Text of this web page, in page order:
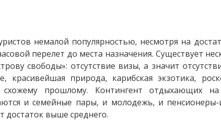
немалой популярностью, несмотря на
перелет до места назначения. Существует
свободы»: отсутствие визы, а значит
красивейшая природа, карибская экзотика,
схожему прошлому. Контингент отдыхающих
и семейные пары, и молодежь, и
достаток выше среднего.